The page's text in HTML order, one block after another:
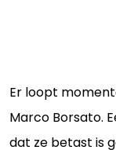
Er loopt
Marco Borsato.
dat ze betast is